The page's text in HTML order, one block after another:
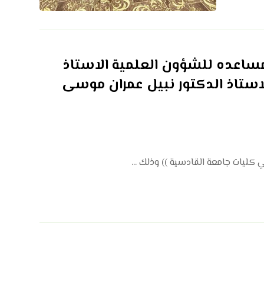
للشؤون العلمية الاستاذ
الدكتور نبيل عمران موسى
كليات جامعة القادسية )) وذلك ...